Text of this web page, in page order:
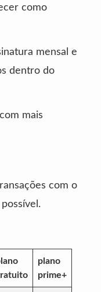
como
mensal e
dentro do
mais
com o
plano
prime+